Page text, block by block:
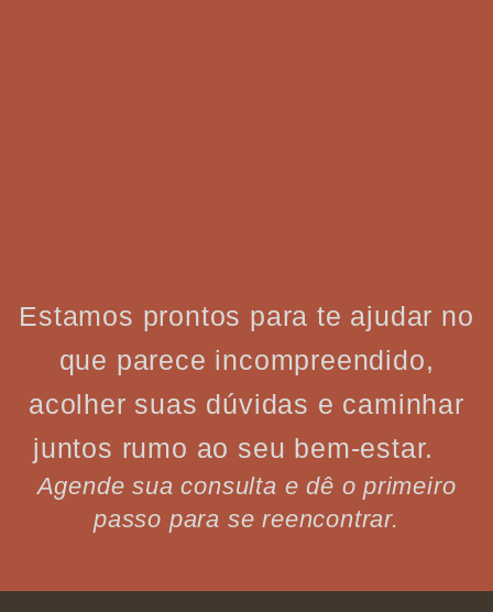
Estamos prontos para te ajudar no
que parece incompreendido,
acolher suas dúvidas e caminhar
juntos rumo ao seu bem-estar.
Agende sua consulta e dê o primeiro
passo para se reencontrar.